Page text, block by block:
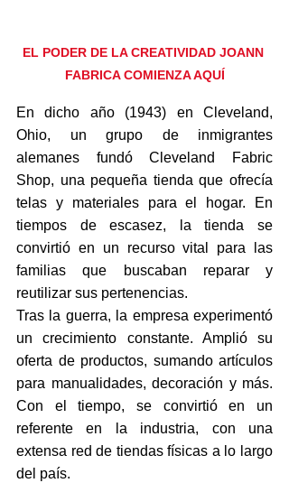
EL PODER DE LA CREATIVIDAD JOANN
FABRICA COMIENZA AQUÍ
En dicho año (1943) en Cleveland,
Ohio, un grupo de inmigrantes
alemanes fundó Cleveland Fabric
Shop, una pequeña tienda que ofrecía
telas y materiales para el hogar. En
tiempos de escasez, la tienda se
convirtió en un recurso vital para las
familias que buscaban reparar y
reutilizar sus pertenencias.
Tras la guerra, la empresa experimentó
un crecimiento constante. Amplió su
oferta de productos, sumando artículos
para manualidades, decoración y más.
Con el tiempo, se convirtió en un
referente en la industria, con una
extensa red de tiendas físicas a lo largo
del país.